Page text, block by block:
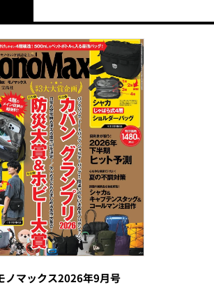
ノマックス2026年9月号